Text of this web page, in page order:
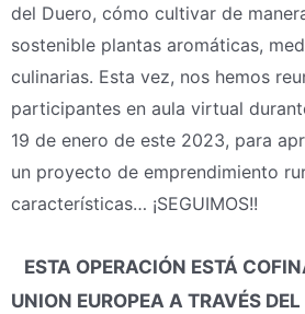
del Duero, cómo cultivar de
sostenible plantas aromáticas,
culinarias. Esta vez, nos hemos
participantes en aula virtual
19 de enero de este 2023, para
un proyecto de emprendimiento
características… ¡SEGUIMOS!!
ESTA OPERACIÓN ESTÁ
UNION EUROPEA A TRAVÉS DEL